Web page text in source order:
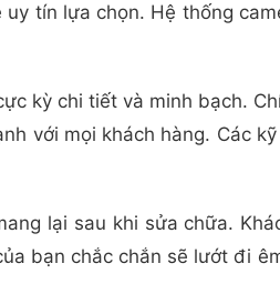
tín lựa chọn. Hệ thống
kỳ chi tiết và minh bạch.
với mọi khách hàng. Các
lại sau khi sửa chữa.
bạn chắc chắn sẽ lướt đi